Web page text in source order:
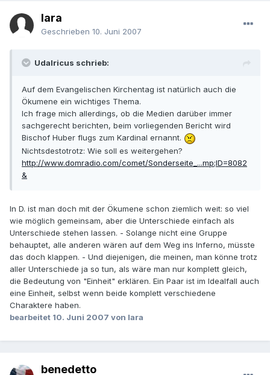
lara
Geschrieben 10. Juni 2007
Udalricus schrieb:
Auf dem Evangelischen Kirchentag ist natürlich auch die
Ökumene ein wichtiges Thema.
Ich frage mich allerdings, ob die Medien darüber immer
sachgerecht berichten, beim vorliegenden Bericht wird
Bischof Huber flugs zum Kardinal ernannt.
Nichtsdestotrotz: Wie soll es weitergehen?
http://www.domradio.com/comet/Sonderseite_...mp;ID=8082
&
In D. ist man doch mit der Ökumene schon ziemlich weit: so viel
wie möglich gemeinsam, aber die Unterschiede einfach als
Unterschiede stehen lassen. - Solange nicht eine Gruppe
behauptet, alle anderen wären auf dem Weg ins Inferno, müsste
das doch klappen. - Und diejenigen, die meinen, man könne trotz
aller Unterschiede ja so tun, als wäre man nur komplett gleich,
die Bedeutung von "Einheit" erklären. Ein Paar ist im Idealfall auch
eine Einheit, selbst wenn beide komplett verschiedene
Charaktere haben.
bearbeitet 10. Juni 2007 von lara
benedetto